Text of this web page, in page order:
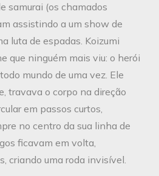
samurai (os chamados
assistindo a um show de
luta de espadas. Koizumi
que ninguém mais viu: o herói
mundo de uma vez. Ele
travava o corpo na direção
em passos curtos,
no centro da sua linha de
ficavam em volta,
criando uma roda invisível.